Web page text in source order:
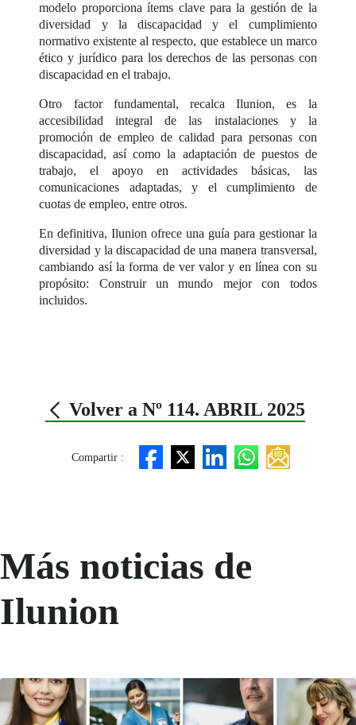
modelo proporciona ítems clave para la gestión de la
diversidad y la discapacidad y el cumplimiento
normativo existente al respecto, que establece un marco
ético y jurídico para los derechos de las personas con
discapacidad en el trabajo.
Otro factor fundamental, recalca Ilunion, es la
accesibilidad integral de las instalaciones y la
promoción de empleo de calidad para personas con
discapacidad, así como la adaptación de puestos de
trabajo, el apoyo en actividades básicas, las
comunicaciones adaptadas, y el cumplimiento de
cuotas de empleo, entre otros.
En definitiva, Ilunion ofrece una guía para gestionar la
diversidad y la discapacidad de una manera transversal,
cambiando así la forma de ver valor y en línea con su
propósito: Construir un mundo mejor con todos
incluidos.
Volver a Nº 114. ABRIL 2025
Compartir :
Más noticias de
Ilunion